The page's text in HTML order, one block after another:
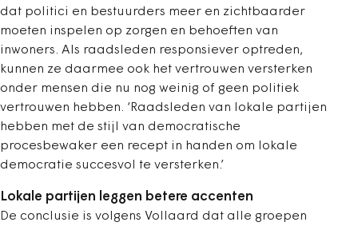
dat politici en bestuurders meer en zichtbaarder
moeten inspelen op zorgen en behoeften van
inwoners. Als raadsleden responsiever optreden,
kunnen ze daarmee ook het vertrouwen versterken
onder mensen die nu nog weinig of geen politiek
vertrouwen hebben. ‘Raadsleden van lokale partijen
hebben met de stijl van democratische
procesbewaker een recept in handen om lokale
democratie succesvol te versterken.’
Lokale partijen leggen betere accenten
De conclusie is volgens Vollaard dat alle groepen